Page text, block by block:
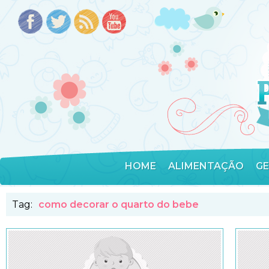
HOME ALIMENTAÇÃO
Tag: como decorar o quarto do bebe